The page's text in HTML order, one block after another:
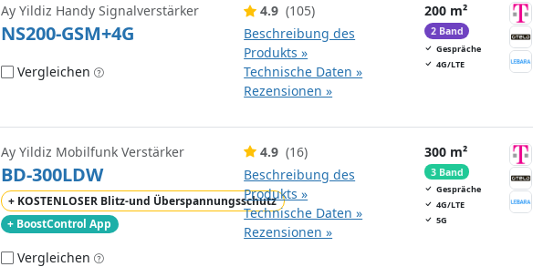
Ay Yildiz Handy Signalverstärker
NS200-GSM+4G
Vergleichen
4.9 (105)
Beschreibung des
Produkts »
Technische Daten »
Rezensionen »
200 m²
2 Band
Gespräche
4G/LTE
Ay Yildiz Mobilfunk Verstärker
BD-300LDW
+ KOSTENLOSER Blitz-und Überspannungsschutz
+ BoostControl App
Vergleichen
4.9 (16)
Beschreibung des
Produkts »
Technische Daten »
Rezensionen »
300 m²
3 Band
Gespräche
4G/LTE
5G